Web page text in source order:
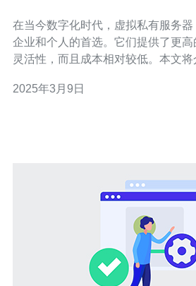
在当今数字化时代，虚拟私有服务
企业和个人的首选。它们提供了更
灵活性，而且成本相对较低。本文
您的VPS服务器位置有许多好处。首
2025年3月9日